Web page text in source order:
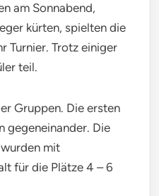
am Sonnabend,
kürten, spielten die
Turnier. Trotz einiger
teil.
Gruppen. Die ersten
gegeneinander. Die
mit
für die Plätze 4 – 6